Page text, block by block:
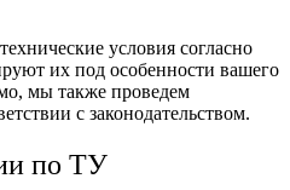
условия согласно
их под особенности вашего
мы также проведем
с законодательством.
по ТУ